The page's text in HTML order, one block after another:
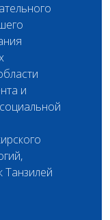
и
Танзилей